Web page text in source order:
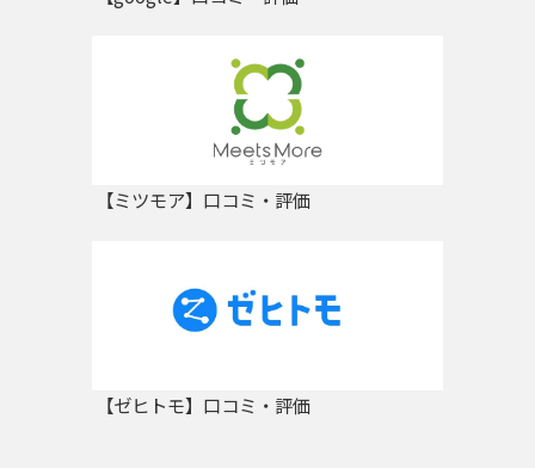
【ミツモア】口コミ・評価
【ゼヒトモ】口コミ・評価